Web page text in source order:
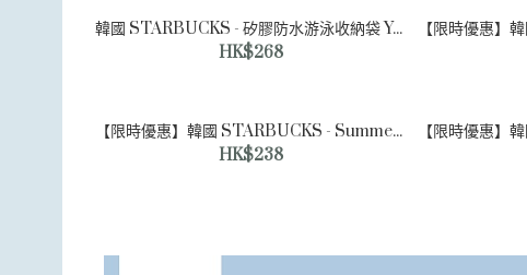
韓國 STARBUCKS - 矽膠防水游泳收納袋 Your Summer Silicone Swimming Bag
HK$268
【限時優惠】韓國 STARBUCKS - Summer 3-Fold Blackout Umbrella 三摺遮光雨傘
HK$238